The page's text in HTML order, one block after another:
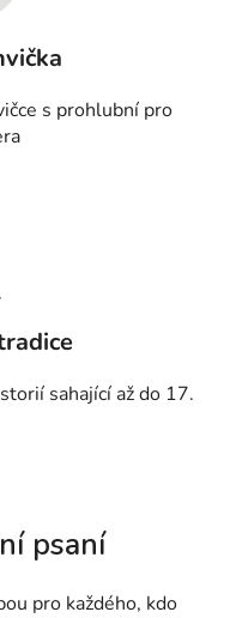
s prohlubní pro
sahající až do 17.
psaní
pro každého, kdo